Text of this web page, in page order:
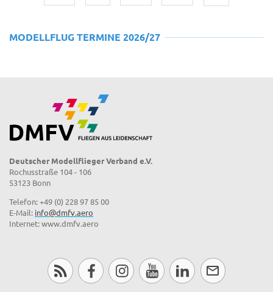
MODELLFLUG TERMINE 2026/27
Deutscher Modellflieger Verband e.V.
Rochusstraße 104 - 106
53123 Bonn
Telefon: +49 (0) 228 97 85 00
E-Mail: info@dmfv.aero
Internet: www.dmfv.aero